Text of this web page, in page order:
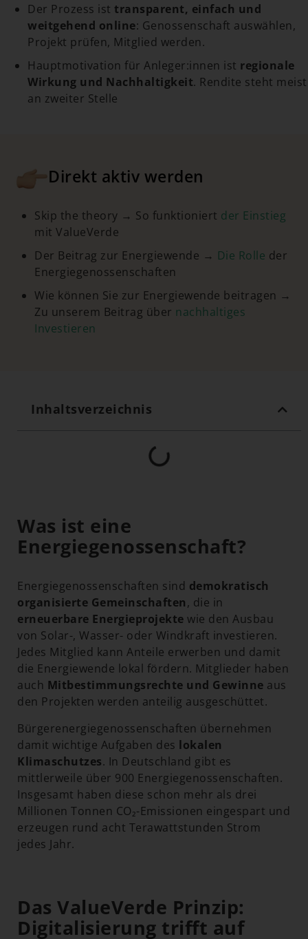
Der Prozess ist transparent, einfach und
weitgehend online: Genossenschaft auswählen,
Projekt prüfen, Mitglied werden.
Hauptmotivation für Anleger:innen ist regionale
Wirkung und Nachhaltigkeit. Rendite steht meist
an zweiter Stelle
Direkt aktiv werden
Skip the theory → So funktioniert der Einstieg
mit ValueVerde
Der Beitrag zur Energiewende → Die Rolle der
Energiegenossenschaften
Wie können Sie zur Energiewende beitragen →
Zu unserem Beitrag über nachhaltiges
Investieren
Inhaltsverzeichnis
Was ist eine
Energiegenossenschaft?
Energiegenossenschaften sind demokratisch
organisierte Gemeinschaften, die in
erneuerbare Energieprojekte wie den Ausbau
von Solar-, Wasser- oder Windkraft investieren.
Jedes Mitglied kann Anteile erwerben und damit
die Energiewende lokal fördern. Mitglieder haben
auch Mitbestimmungsrechte und Gewinne aus
den Projekten werden anteilig ausgeschüttet.
Bürgerenergiegenossenschaften übernehmen
damit wichtige Aufgaben des lokalen
Klimaschutzes. In Deutschland gibt es
mittlerweile über 900 Energiegenossenschaften.
Insgesamt haben diese schon mehr als drei
Millionen Tonnen CO₂-Emissionen eingespart und
erzeugen rund acht Terawattstunden Strom
jedes Jahr.
Das ValueVerde Prinzip:
Digitalisierung trifft auf